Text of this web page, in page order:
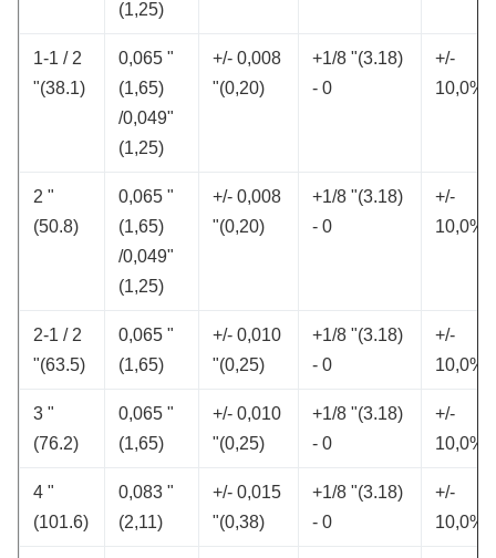
(1,25)
1-1 / 2
"(38.1)
0,065 "
(1,65)
/0,049"
(1,25)
+/- 0,008
"(0,20)
+1/8 "(3.18)
- 0
+/-
10,0%
2 "
(50.8)
0,065 "
(1,65)
/0,049"
(1,25)
+/- 0,008
"(0,20)
+1/8 "(3.18)
- 0
+/-
10,0%
2-1 / 2
"(63.5)
0,065 "
(1,65)
+/- 0,010
"(0,25)
+1/8 "(3.18)
- 0
+/-
10,0%
3 "
(76.2)
0,065 "
(1,65)
+/- 0,010
"(0,25)
+1/8 "(3.18)
- 0
+/-
10,0%
4 "
(101.6)
0,083 "
(2,11)
+/- 0,015
"(0,38)
+1/8 "(3.18)
- 0
+/-
10,0%